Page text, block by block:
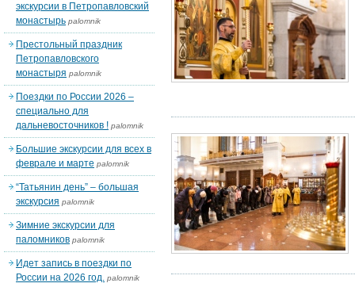
экскурсии в Петропавловский
монастырь palomnik
Престольный праздник
Петропавловского
монастыря palomnik
Поездки по России 2026 –
специально для
дальневосточников ! palomnik
Большие экскурсии для всех в
феврале и марте palomnik
“Татьянин день” – большая
экскурсия palomnik
Зимние экскурсии для
паломников palomnik
Идет запись в поездки по
России на 2026 год. palomnik